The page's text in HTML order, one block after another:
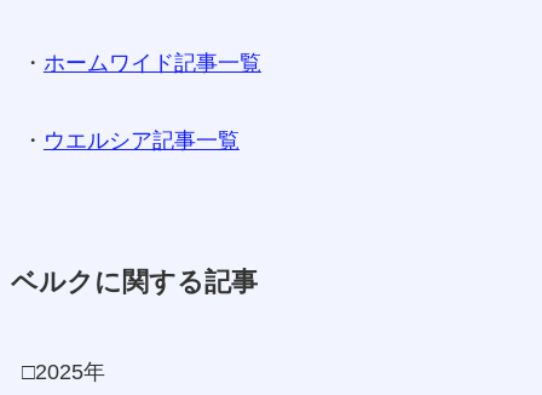
・ ホームワイド記事一覧
・ ウエルシア記事一覧
ベルクに関する記事
□2025年